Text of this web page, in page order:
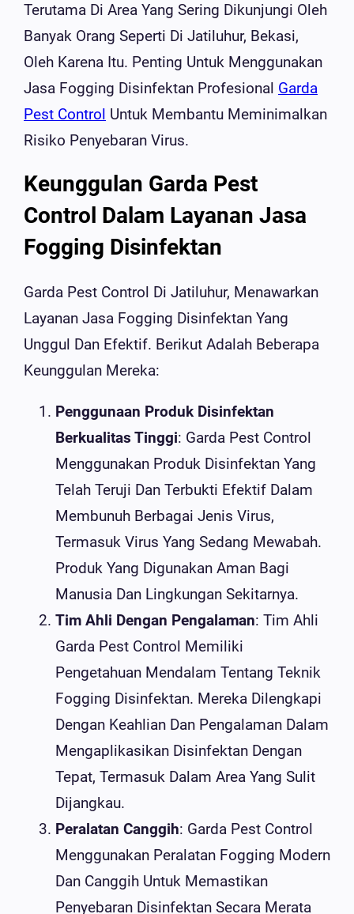
Terutama Di Area Yang Sering Dikunjungi Oleh
Banyak Orang Seperti Di Jatiluhur, Bekasi,
Oleh Karena Itu. Penting Untuk Menggunakan
Jasa Fogging Disinfektan Profesional Garda
Pest Control Untuk Membantu Meminimalkan
Risiko Penyebaran Virus.
Keunggulan Garda Pest
Control Dalam Layanan Jasa
Fogging Disinfektan
Garda Pest Control Di Jatiluhur, Menawarkan
Layanan Jasa Fogging Disinfektan Yang
Unggul Dan Efektif. Berikut Adalah Beberapa
Keunggulan Mereka:
Penggunaan Produk Disinfektan
Berkualitas Tinggi: Garda Pest Control
Menggunakan Produk Disinfektan Yang
Telah Teruji Dan Terbukti Efektif Dalam
Membunuh Berbagai Jenis Virus,
Termasuk Virus Yang Sedang Mewabah.
Produk Yang Digunakan Aman Bagi
Manusia Dan Lingkungan Sekitarnya.
Tim Ahli Dengan Pengalaman: Tim Ahli
Garda Pest Control Memiliki
Pengetahuan Mendalam Tentang Teknik
Fogging Disinfektan. Mereka Dilengkapi
Dengan Keahlian Dan Pengalaman Dalam
Mengaplikasikan Disinfektan Dengan
Tepat, Termasuk Dalam Area Yang Sulit
Dijangkau.
Peralatan Canggih: Garda Pest Control
Menggunakan Peralatan Fogging Modern
Dan Canggih Untuk Memastikan
Penyebaran Disinfektan Secara Merata